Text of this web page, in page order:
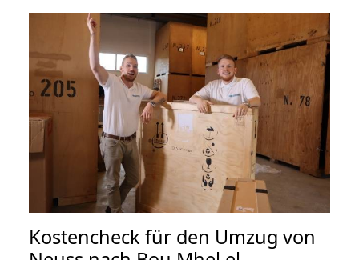
Kostencheck für den Umzug von